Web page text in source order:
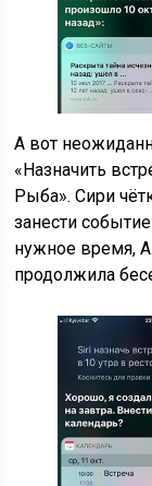
А вот
«Назначить
Рыба». Сири
занести
нужное время,
продолжила